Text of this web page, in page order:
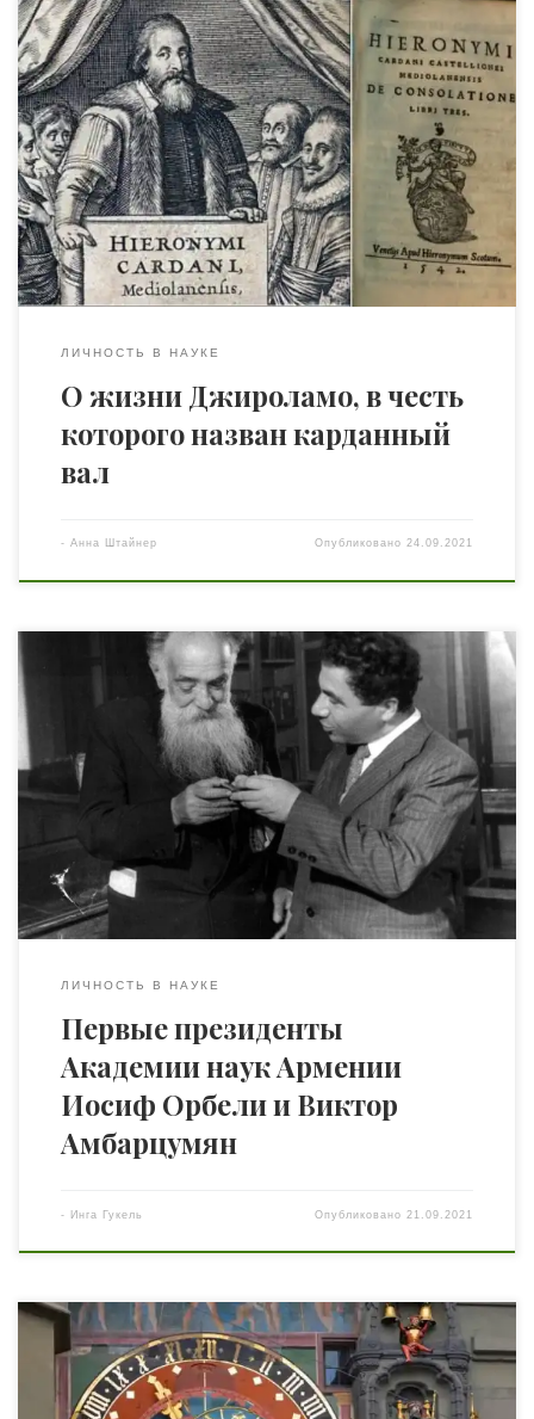
24 сентября 1501 года в Павии, в 35 км от Милана,
родился математик, инженер, философ, врач и
астролог Джироламо Кардано. Его влияние на
развитие науки огромно. Но если первые четыре
перечисленные «профессии» принесли ему почет, то за
составление и публикацию гороскопа Иисуса Христа 69-
летний ученый был обвинён в ереси, несколько […]
ЛИЧНОСТЬ В НАУКЕ
О жизни Джироламо, в честь
которого назван карданный
вал
- Анна Штайнер Опубликовано24.09.2021
На фото обложки – оба первых президента армянской
Академии наук: седобородый Иосиф Орбели, до того
директор Эрмитажа, и основатель школы
теоретической астрофизики в СССР Виктор
Амбарцумян. Люди это были поистине колоссальные, о
которых — и об их «контексте» — стоит повести рассказ.
Вообще-то, в семье Абгара Орбели выросло сразу трое
ЛИЧНОСТЬ В НАУКЕ
Первые президенты
Академии наук Армении
Иосиф Орбели и Виктор
Амбарцумян
- Инга Гукель Опубликовано 21.09.2021
Путешествие по причудливой часовой башне в центре
Берна (Швейцария) показывает, как щелканье
шестеренок и танцующие медведи изменили значение